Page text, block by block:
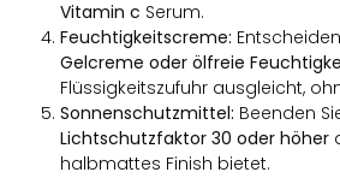
Vitamin c Serum.
Feuchtigkeitscreme:
Gelcreme oder ölfreie
Flüssigkeitszufuhr ausgleicht,
Sonnenschutzmittel: Beenden
Lichtschutzfaktor 30 oder höher
halbmattes Finish bietet.